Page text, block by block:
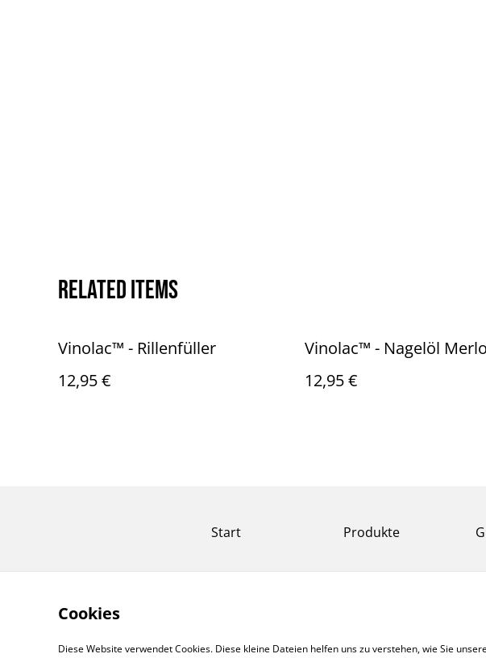
Related items
Vinolac™️ - Rillenfüller
12,95 €
Vinolac™️ - Nagelöl
12,95 €
Start Produkte
Cookies
Diese Website verwendet Cookies. Diese kleine Dateien helfen uns zu verstehen, wie Sie